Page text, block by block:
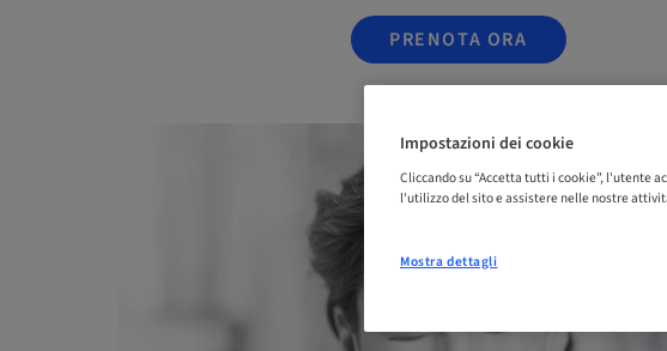
PRENOTA ORA
Impostazioni dei cookie
Cliccando su “Accetta tutti i cookie”, l'utente
l'utilizzo del sito e assistere nelle nostre
Mostra dettagli